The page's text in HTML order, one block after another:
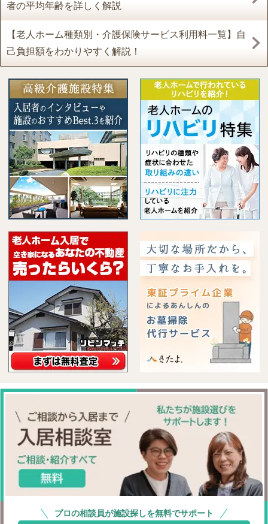
者の平均年齢を詳しく解説
【老人ホーム種類別・介護保険サービス利用料一覧】自
己負担額をわかりやすく解説！
プロの相談員が施設探しを無料でサポート